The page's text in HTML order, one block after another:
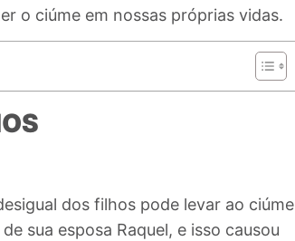
o ciúme em nossas próprias vidas.
dos filhos pode levar ao ciúme
sua esposa Raquel, e isso causou